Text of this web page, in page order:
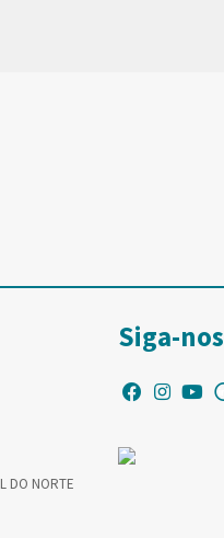
DO NORTE
Siga-nos